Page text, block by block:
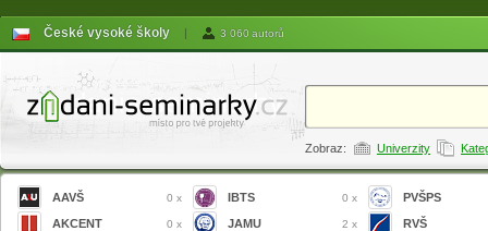
České vysoké školy | 3 060 autorů
Zobraz: Univerzity
AAVŠ 0 x
AKCENT 0 x
IBTS 0 x
JAMU 2 x
PVŠPS
RVŠ